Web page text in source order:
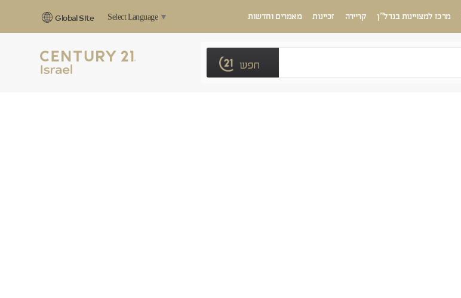
מרכז למצויינות בנדל”ן קריירה זכיינות מאמרים וחדשות Select Language ▼
Global Site
חפש